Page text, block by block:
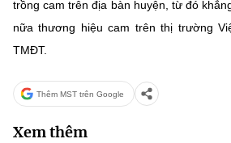
trồng cam trên địa bàn huyện, từ đó
nữa thương hiệu cam trên thị trường
TMĐT.
Thêm MST trên Google
Xem thêm